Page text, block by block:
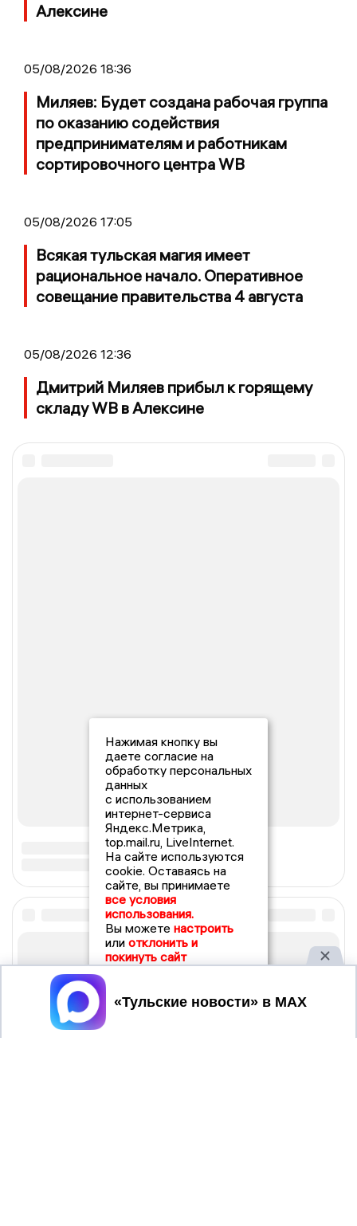
Алексине
05/08/2026 18:36
Миляев: Будет создана рабочая группа
по оказанию содействия
предпринимателям и работникам
сортировочного центра WB
05/08/2026 17:05
Всякая тульская магия имеет
рациональное начало. Оперативное
совещание правительства 4 августа
05/08/2026 12:36
Дмитрий Миляев прибыл к горящему
складу WB в Алексине
Нажимая кнопку вы
даете согласие на
обработку персональных
данных
с использованием
интернет-сервиса
Яндекс.Метрика,
top.mail.ru, LiveInternet.
На сайте используются
cookie. Оставаясь на
сайте, вы принимаете
все условия
использования.
Вы можете настроить
или отклонить и
покинуть сайт
Принять